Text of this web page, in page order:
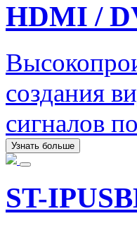
HDMI /
создания
сигналов
Узнать больше
ST-